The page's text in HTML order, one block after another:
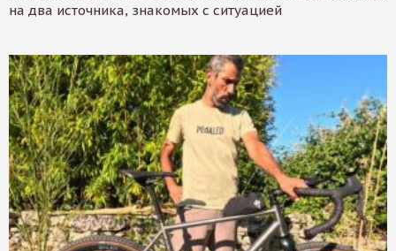
на два источника, знакомых с ситуацией